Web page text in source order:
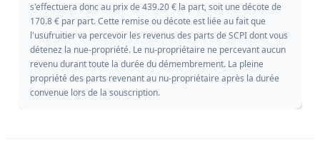
s'effectuera donc au prix de 439.20 € la part, soit une décote de
170.8 € par part. Cette remise ou décote est liée au fait que
l'usufruitier va percevoir les revenus des parts de SCPI dont vous
détenez la nue-propriété. Le nu-propriétaire ne percevant aucun
revenu durant toute la durée du démembrement. La pleine
propriété des parts revenant au nu-propriétaire après la durée
convenue lors de la souscription.